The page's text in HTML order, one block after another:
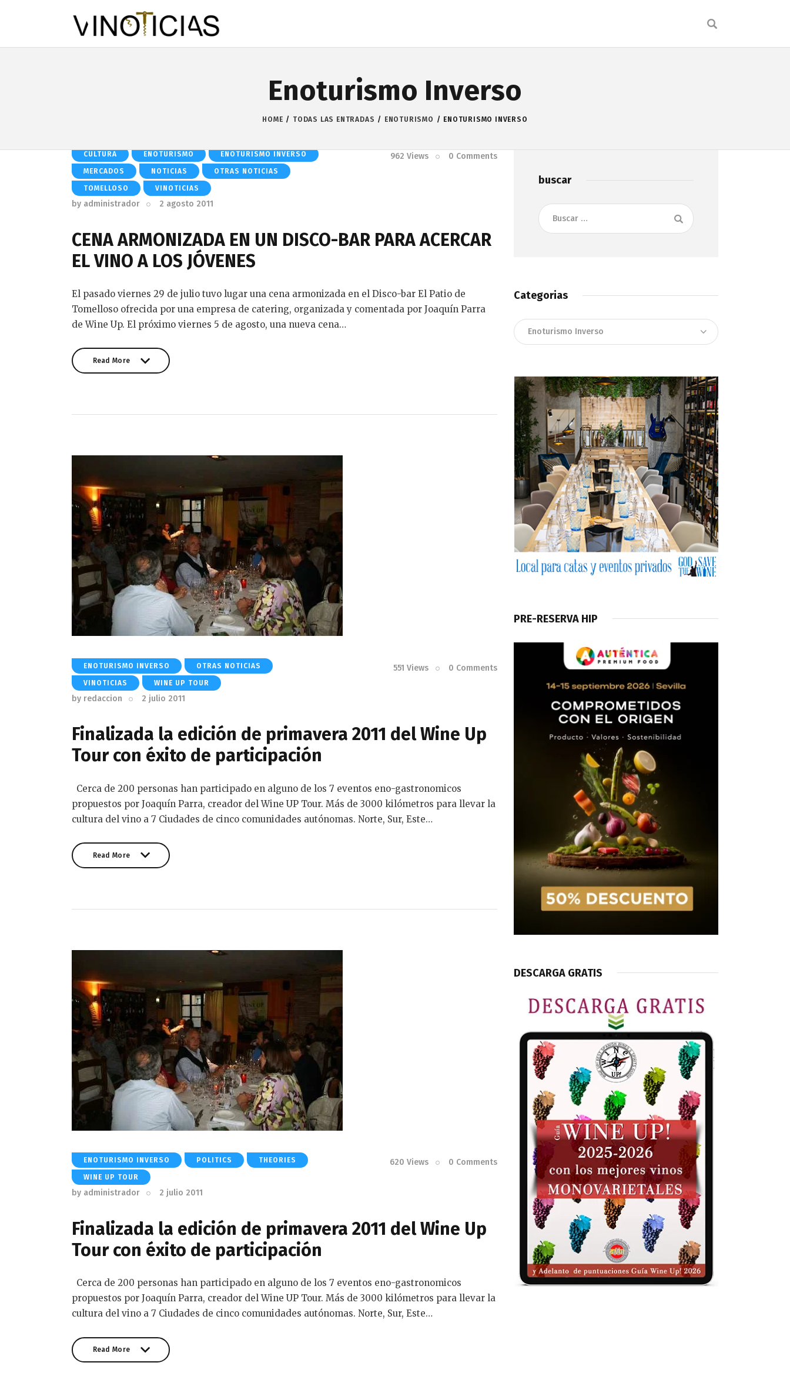
Enoturismo Inverso
HOME TODAS LAS ENTRADAS ENOTURISMO ENOTURISMO INVERSO
CULTURA ENOTURISMO ENOTURISMO INVERSO
MERCADOS NOTICIAS OTRAS NOTICIAS
TOMELLOSO VINOTICIAS
by administrador 2 agosto 2011
962 Views 0 Comments
CENA ARMONIZADA EN UN DISCO-BAR PARA ACERCAR
EL VINO A LOS JÓVENES
El pasado viernes 29 de julio tuvo lugar una cena armonizada en el Disco-bar El Patio de
Tomelloso ofrecida por una empresa de catering, organizada y comentada por Joaquín Parra
de Wine Up. El próximo viernes 5 de agosto, una nueva cena…
Read More
ENOTURISMO INVERSO OTRAS NOTICIAS
VINOTICIAS WINE UP TOUR
by redaccion 2 julio 2011
551 Views 0 Comments
Finalizada la edición de primavera 2011 del Wine Up
Tour con éxito de participación
Cerca de 200 personas han participado en alguno de los 7 eventos eno-gastronomicos
propuestos por Joaquín Parra, creador del Wine UP Tour. Más de 3000 kilómetros para llevar la
cultura del vino a 7 Ciudades de cinco comunidades autónomas. Norte, Sur, Este…
Read More
ENOTURISMO INVERSO POLITICS THEORIES
WINE UP TOUR
by administrador 2 julio 2011
620 Views 0 Comments
Finalizada la edición de primavera 2011 del Wine Up
Tour con éxito de participación
Cerca de 200 personas han participado en alguno de los 7 eventos eno-gastronomicos
propuestos por Joaquín Parra, creador del Wine UP Tour. Más de 3000 kilómetros para llevar la
cultura del vino a 7 Ciudades de cinco comunidades autónomas. Norte, Sur, Este…
Read More
buscar
Buscar:
Categorias
Categorias
PRE-RESERVA HIP
DESCARGA GRATIS